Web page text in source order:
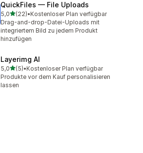
QuickFiles — File Uploads
5,0von 5 Sternen
(22)
22 Rezensionen insgesamt
•Kostenloser Plan verfügbar
Drag-and-drop-Datei-Uploads mit
integriertem Bild zu jedem Produkt
hinzufügen
Layerimg AI
5,0von 5 Sternen
(5)
5 Rezensionen insgesamt
•Kostenloser Plan verfügbar
Produkte vor dem Kauf personalisieren
lassen